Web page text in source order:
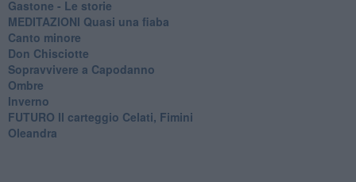
Gastone - Le storie
MEDITAZIONI Quasi una fiaba
Canto minore
Don Chisciotte
Sopravvivere a Capodanno
Ombre
Inverno
FUTURO Il carteggio Celati, Fimini
Oleandra